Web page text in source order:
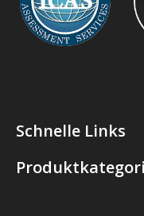
Schnelle Links